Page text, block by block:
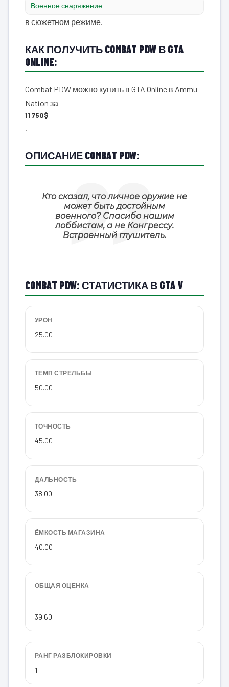
Военное снаряжение
в сюжетном режиме.
КАК ПОЛУЧИТЬ COMBAT PDW В GTA
ONLINE:
Combat PDW можно купить в GTA Online в Ammu-
Nation за
11 750$
ОПИСАНИЕ COMBAT PDW:
Кто сказал, что личное оружие не
может быть достойным
военного? Спасибо нашим
лоббистам, а не Конгрессу.
Встроенный глушитель.
COMBAT PDW: СТАТИСТИКА В GTA V
УРОН
25.00
ТЕМП СТРЕЛЬБЫ
50.00
ТОЧНОСТЬ
45.00
ДАЛЬНОСТЬ
38.00
ЁМКОСТЬ МАГАЗИНА
40.00
ОБЩАЯ ОЦЕНКА
39.60
РАНГ РАЗБЛОКИРОВКИ
1